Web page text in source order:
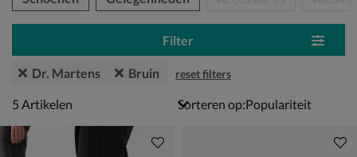
Filter
Dr. Martens Bruin reset filters
5 artikelen
5 Artikelen Sorteren op: